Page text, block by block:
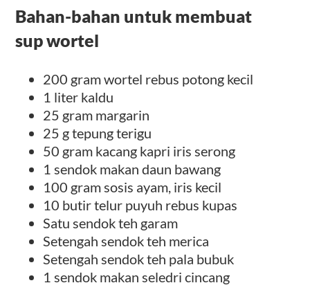
Bahan-bahan untuk membuat
sup wortel
200 gram wortel rebus potong kecil
1 liter kaldu
25 gram margarin
25 g tepung terigu
50 gram kacang kapri iris serong
1 sendok makan daun bawang
100 gram sosis ayam, iris kecil
10 butir telur puyuh rebus kupas
Satu sendok teh garam
Setengah sendok teh merica
Setengah sendok teh pala bubuk
1 sendok makan seledri cincang